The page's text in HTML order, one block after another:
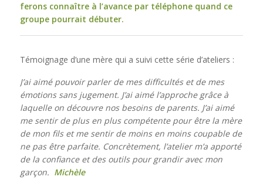
ferons connaître à l’avance par téléphone quand ce
groupe pourrait débuter.
Témoignage d’une mère qui a suivi cette série d’ateliers :
J’ai aimé pouvoir parler de mes difficultés et de mes
émotions sans jugement. J’ai aimé l’approche grâce à
laquelle on découvre nos besoins de parents. J’ai aimé
me sentir de plus en plus compétente pour être la mère
de mon fils et me sentir de moins en moins coupable de
ne pas être parfaite. Concrètement, l’atelier m’a apporté
de la confiance et des outils pour grandir avec mon
garçon. Michèle